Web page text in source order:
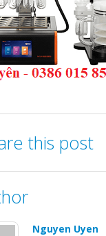
this post
Nguyen Uyen